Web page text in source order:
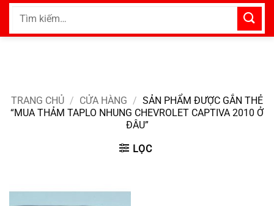
Bỏ
nội
Tìm
TRANG CHỦ / CỬA HÀNG / SẢN PHẨM ĐƯỢC GẮN THẺ
“MUA THẢM TAPLO NHUNG CHEVROLET CAPTIVA 2010 Ở
ĐÂU”
LỌC